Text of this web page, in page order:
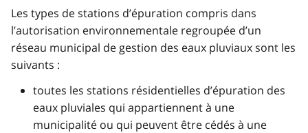
Les types de stations d’épuration compris dans
l’autorisation environnementale regroupée d’un
réseau municipal de gestion des eaux pluviaux sont les
suivants :
toutes les stations résidentielles d’épuration des
eaux pluviales qui appartiennent à une
municipalité ou qui peuvent être cédés à une